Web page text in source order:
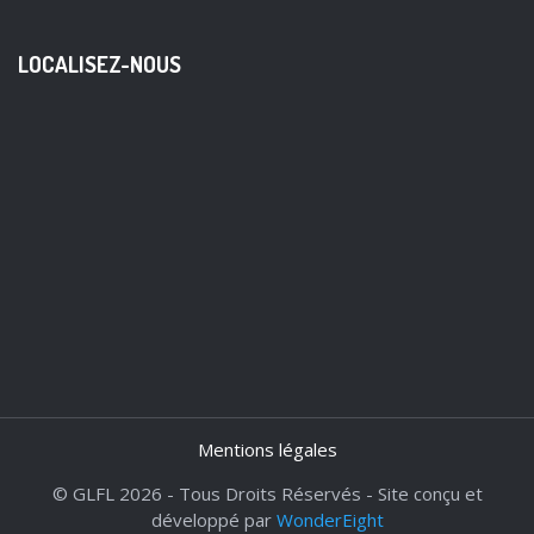
LOCALISEZ-NOUS
Mentions légales
© GLFL 2026 - Tous Droits Réservés - Site conçu et
développé par WonderEight